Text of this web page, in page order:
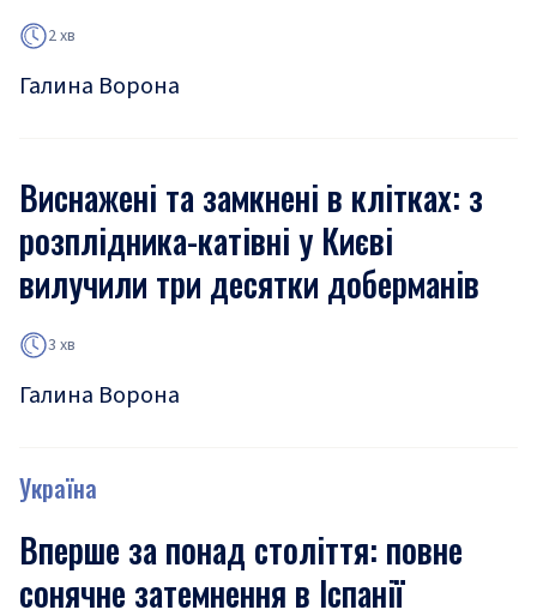
2 хв
Галина Ворона
Виснажені та замкнені в клітках: з
розплідника-катівні у Києві
вилучили три десятки доберманів
3 хв
Галина Ворона
Україна
Вперше за понад століття: повне
сонячне затемнення в Іспанії